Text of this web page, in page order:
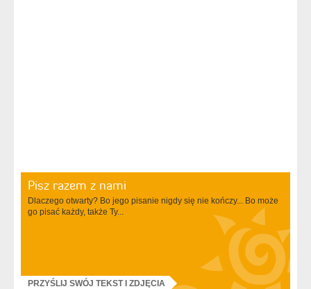
Pisz razem z nami
Dlaczego otwarty? Bo jego pisanie nigdy się nie kończy... Bo może
go pisać każdy, także Ty...
PRZYŚLIJ SWÓJ TEKST I ZDJĘCIA